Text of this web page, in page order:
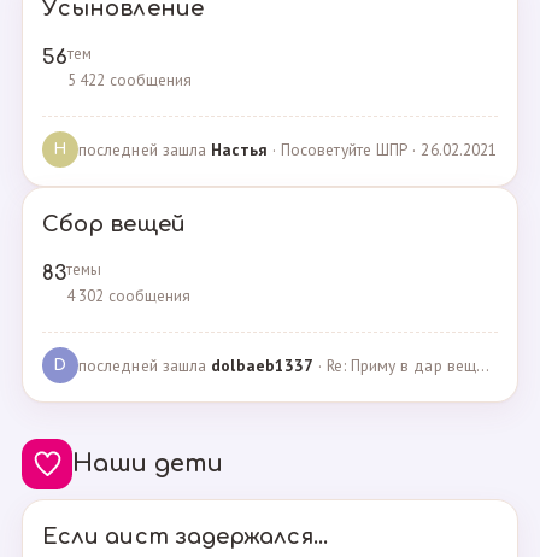
Усыновление
56тем
5 422 сообщения
Н последней зашла Настья · Посоветуйте ШПР · 26.02.2021
Сбор вещей
83темы
4 302 сообщения
D последней зашла dolbaeb1337 · Re: Приму в дар вещи на новорождённую девочку · 13.12.2024
Наши дети
Если аист задержался...